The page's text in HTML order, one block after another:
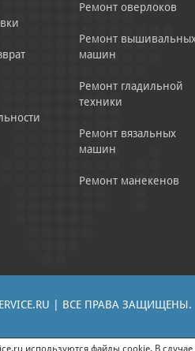
Ремонт оверлоков
Ремонт
машин
Ремонт гладильной
техники
Ремонт вязальных
машин
Ремонт манекенов
| ВСЕ ПРАВА ЗАЩИЩЕНЫ.
МАТЕРИАЛОВ | СОГЛАСИЕ НА
используются файлы cookie. В случае